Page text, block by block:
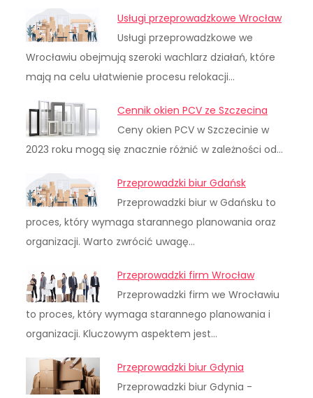
Usługi przeprowadzkowe Wrocław
Usługi przeprowadzkowe we
Wrocławiu obejmują szeroki wachlarz działań, które
mają na celu ułatwienie procesu relokacji…
Cennik okien PCV ze Szczecina
Ceny okien PCV w Szczecinie w
2023 roku mogą się znacznie różnić w zależności od…
Przeprowadzki biur Gdańsk
Przeprowadzki biur w Gdańsku to
proces, który wymaga starannego planowania oraz
organizacji. Warto zwrócić uwagę…
Przeprowadzki firm Wrocław
Przeprowadzki firm we Wrocławiu
to proces, który wymaga starannego planowania i
organizacji. Kluczowym aspektem jest…
Przeprowadzki biur Gdynia
Przeprowadzki biur Gdynia -